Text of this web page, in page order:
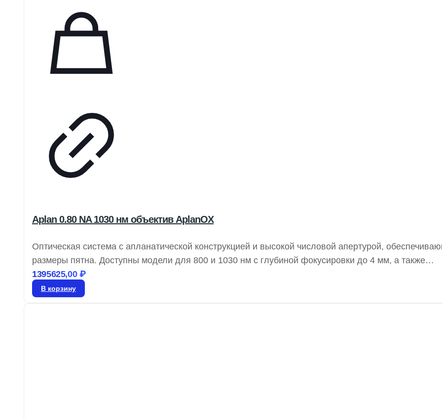
Aplan 0.80 NA 1030 нм объектив AplanOX
Оптическая система с апланатической конструкцией и высокой числовой апертурой,
размеры пятна. Доступны модели для 800 и 1030 нм с глубиной фокусировки до 4 мм, а также
многофокусные объективы AdlOptica foXXus. Объективы AdlOptica aplanoXX Aplan эффективно
сферическую аберрацию и комы при фокусировке через различные прозрачные материалы,
1395625,00₽
В корзину